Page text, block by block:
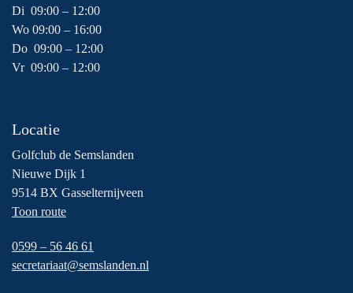
Di 09:00 – 12:00
Wo 09:00 – 16:00
Do 09:00 – 12:00
Vr 09:00 – 12:00
Locatie
Golfclub de Semslanden
Nieuwe Dijk 1
9514 BX Gasselternijveen
Toon route
0599 – 56 46 61
secretariaat@semslanden.nl